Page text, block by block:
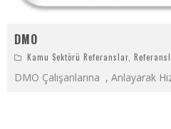
DMO
Kamu Sektörü Referanslar,
DMO Çalışanlarına , Anlayarak